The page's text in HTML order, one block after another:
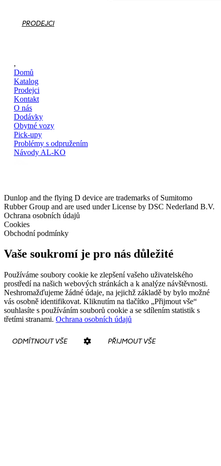
PRODEJCI
,
Domů
Katalog
Prodejci
Kontakt
O nás
Dodávky
Obytné vozy
Pick-upy
Problémy s odpružením
Návody AL-KO
Dunlop and the flying D device are trademarks of Sumitomo
Rubber Group and are used under License by DSC Nederland B.V.
Ochrana osobních údajů
Cookies
Obchodní podmínky
Vaše soukromí je pro nás důležité
Používáme soubory cookie ke zlepšení vašeho uživatelského
prostředí na našich webových stránkách a k analýze návštěvnosti.
Neshromažďujeme žádné údaje, na jejichž základě by bylo možné
vás osobně identifikovat. Kliknutím na tlačítko „Přijmout vše“
souhlasíte s používáním souborů cookie a se sdílením statistik s
třetími stranami. Ochrana osobních údajů
ODMÍTNOUT VŠE PŘIJMOUT VŠE